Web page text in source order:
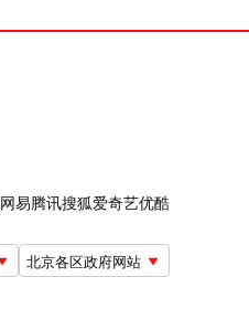
网易腾讯搜狐爱奇艺优酷
北京各区政府网站